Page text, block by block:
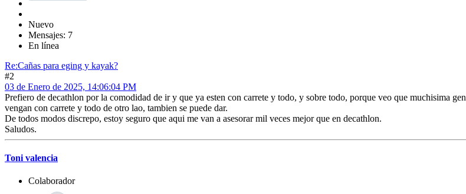
Nuevo
Mensajes: 7
En línea
Re:Cañas para eging y kayak?
#2
03 de Enero de 2025, 14:06:04 PM
Prefiero de decathlon por la comodidad de ir y que ya esten con carrete y todo, y sobre todo, porque veo que muchisima
vengan con carrete y todo de otro lao, tambien se puede dar.
De todos modos discrepo, estoy seguro que aqui me van a asesorar mil veces mejor que en decathlon.
Saludos.
Toni valencia
Colaborador